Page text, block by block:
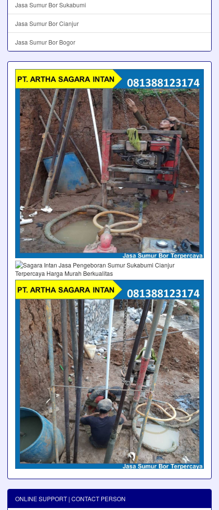
Jasa Sumur Bor Sukabumi
Jasa Sumur Bor Cianjur
Jasa Sumur Bor Bogor
ONLINE SUPPORT | CONTACT PERSON